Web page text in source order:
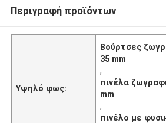
Περιγραφή προϊόντων
Υψηλό φως:
Βούρτσες
35 mm
,
πινέλα
mm
,
πινέλο με